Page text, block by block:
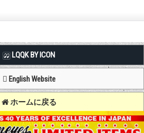
LQQK BY ICON
English Website
ホームに戻る
OF JAPAN, INC. All Rights Reserved.